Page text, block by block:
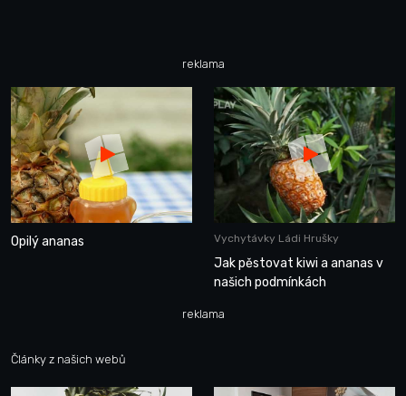
reklama
Opilý ananas Vychytávky Ládi Hrušky
Jak pěstovat kiwi a ananas v
našich podmínkách
reklama
Články z našich webů